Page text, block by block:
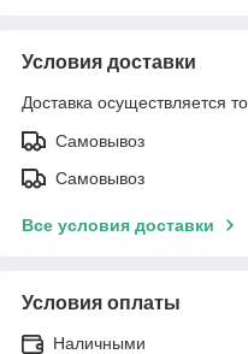
Условия доставки
Доставка осуществляется
Самовывоз
Самовывоз
Все условия доставки
Условия оплаты
Наличными